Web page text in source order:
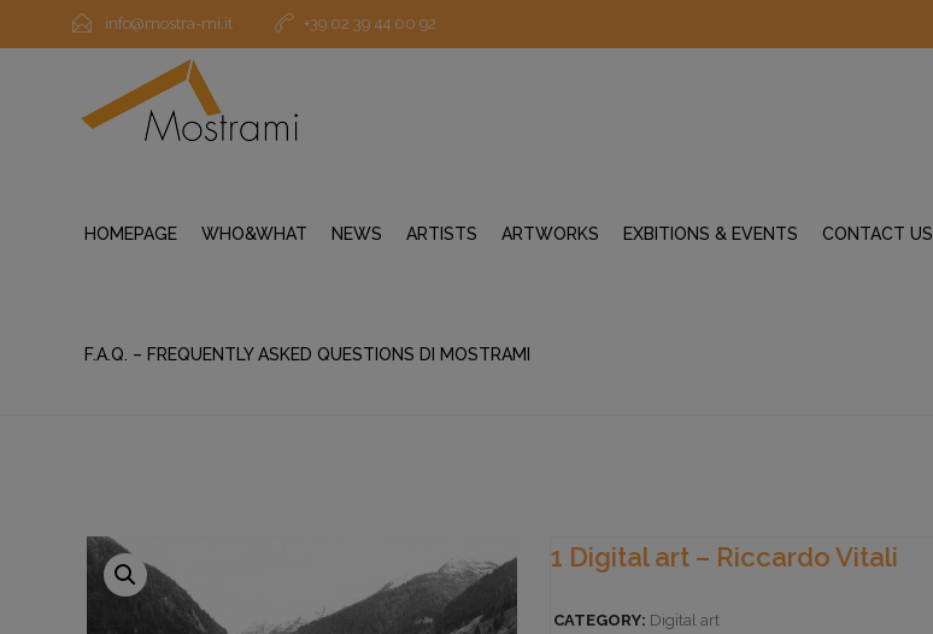
info@mostra-mi.it +39 02 39 44 00 92
HOMEPAGE WHO&WHAT NEWS ARTISTS ARTWORKS EXBITIONS & EVENTS CONTACT US
F.A.Q. – FREQUENTLY ASKED QUESTIONS DI MOSTRAMI
1 Digital art – Riccardo Vitali
CATEGORY: Digital art